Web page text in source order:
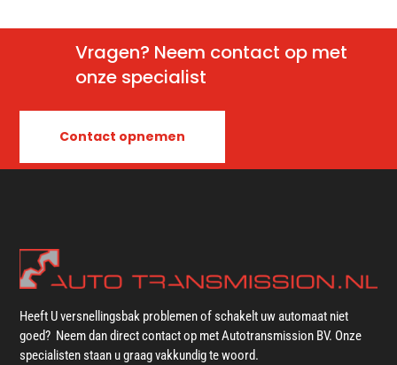
Vragen? Neem contact op met
onze specialist
Contact opnemen
Heeft U versnellingsbak problemen of schakelt uw automaat niet
goed? Neem dan direct contact op met Autotransmission BV. Onze
specialisten staan u graag vakkundig te woord.